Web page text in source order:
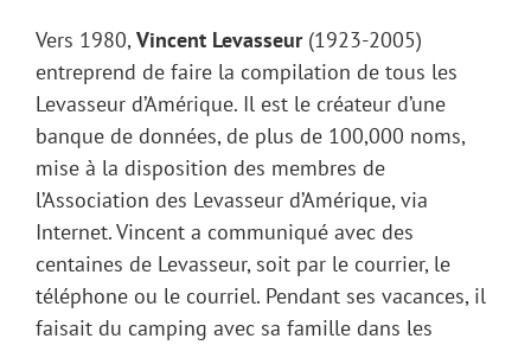
Vers 1980,Vincent Levasseur(1923-2005)
entreprend de faire la compilation de tous les
Levasseur d’Amérique. Il est le créateur d’une
banque de données, de plus de 100,000 noms,
mise à la disposition des membres de
l’Association des Levasseur d’Amérique, via
Internet. Vincent a communiqué avec des
centaines de Levasseur, soit par le courrier, le
téléphone ou le courriel. Pendant ses vacances, il
faisait du camping avec sa famille dans les